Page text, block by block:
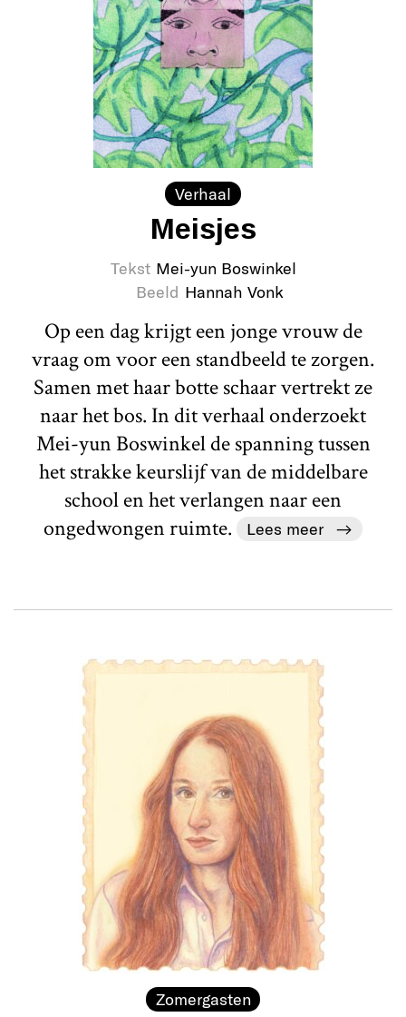
Verhaal
Meisjes
Tekst Mei-yun Boswinkel
Beeld Hannah Vonk
Op een dag krijgt een jonge vrouw de
vraag om voor een standbeeld te zorgen.
Samen met haar botte schaar vertrekt ze
naar het bos. In dit verhaal onderzoekt
Mei-yun Boswinkel de spanning tussen
het strakke keurslijf van de middelbare
school en het verlangen naar een
ongedwongen ruimte.
Lees meer
Zomergasten